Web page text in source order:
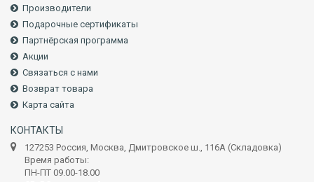
Производители
Подарочные сертификаты
Партнёрская программа
Акции
Связаться с нами
Возврат товара
Карта сайта
КОНТАКТЫ
127253 Россия, Москва, Дмитровское ш., 116А (Складовка)
Время работы:
ПН-ПТ 09.00-18.00